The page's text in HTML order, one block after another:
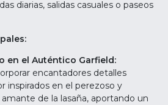
diarias, salidas casuales o paseos
en el Auténtico Garfield:
encantadores detalles
inspirados en el perezoso y
de la lasaña, aportando un